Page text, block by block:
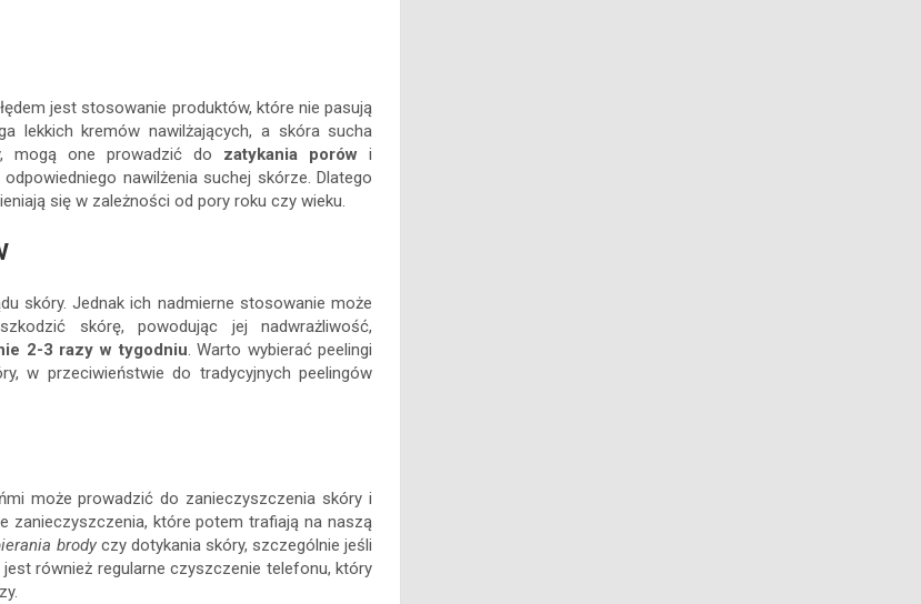
jest stosowanie produktów, które nie pasują
lekkich kremów nawilżających, a skóra sucha
mogą one prowadzić do zatykania porów i
nawilżenia suchej skórze. Dlatego
się w zależności od pory roku czy wieku.
skóry. Jednak ich nadmierne stosowanie może
skórę, powodując jej nadwrażliwość,
2-3 razy w tygodniu. Warto wybierać peelingi
w przeciwieństwie do tradycyjnych peelingów
może prowadzić do zanieczyszczenia skóry i
zanieczyszczenia, które potem trafiają na naszą
brodyczy dotykania skóry, szczególnie jeśli
również regularne czyszczenie telefonu, który